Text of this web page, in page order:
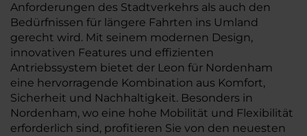
Anforderungen des Stadtverkehrs als auch den
Bedürfnissen für längere Fahrten ins Umland
gerecht wird. Mit seinem modernen Design,
innovativen Features und effizienten
Antriebssystem bietet der Leon für Nordenham
eine hervorragende Kombination aus Komfort,
Sicherheit und Nachhaltigkeit. Besonders in
Nordenham, wo eine hohe Mobilität und Flexibilität
erforderlich sind, profitieren Sie von den neuesten